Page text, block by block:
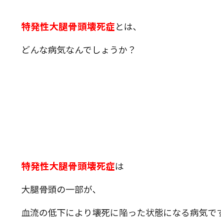
特発性大腿骨頭壊死症とは、
どんな病気なんでしょうか？
特発性大腿骨頭壊死症は
大腿骨頭の一部が、
血流の低下により壊死に陥った状態になる病気で